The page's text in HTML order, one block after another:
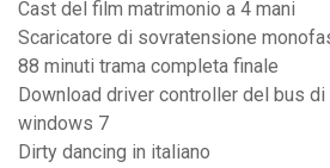
Cast del film matrimonio a 4 mani
Scaricatore di sovratensione
88 minuti trama completa finale
Download driver controller del bus
windows 7
Dirty dancing in italiano